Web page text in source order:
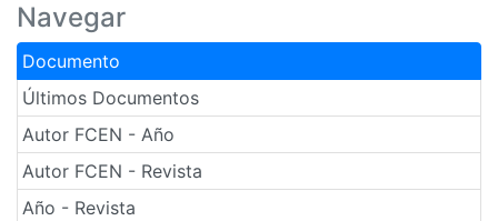
Navegar
Documento
Últimos Documentos
Autor FCEN - Año
Autor FCEN - Revista
Año - Revista